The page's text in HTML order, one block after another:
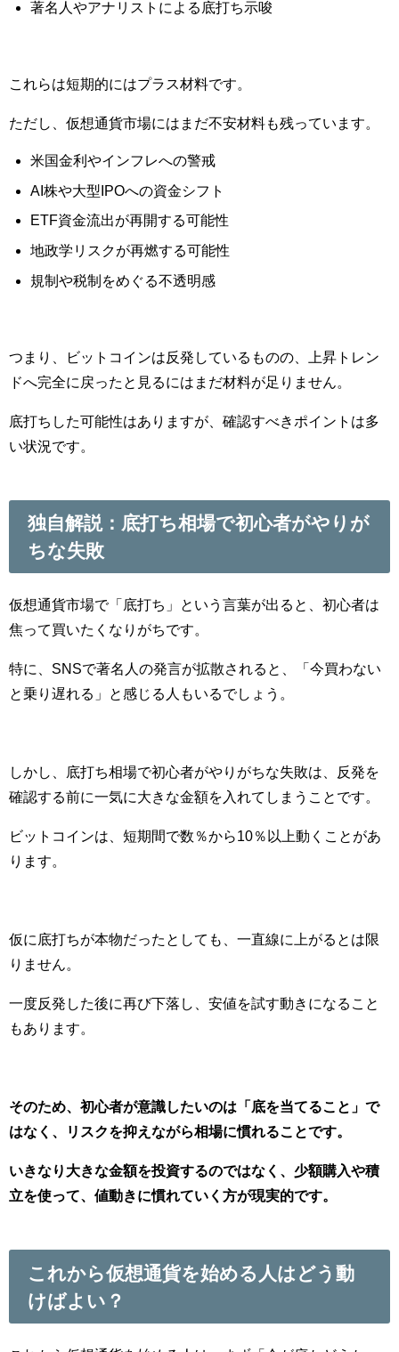
著名人やアナリストによる底打ち示唆
これらは短期的にはプラス材料です。
ただし、仮想通貨市場にはまだ不安材料も残っています。
米国金利やインフレへの警戒
AI株や大型IPOへの資金シフト
ETF資金流出が再開する可能性
地政学リスクが再燃する可能性
規制や税制をめぐる不透明感
つまり、ビットコインは反発しているものの、上昇トレン
ドへ完全に戻ったと見るにはまだ材料が足りません。
底打ちした可能性はありますが、確認すべきポイントは多
い状況です。
独自解説：底打ち相場で初心者がやりが
ちな失敗
仮想通貨市場で「底打ち」という言葉が出ると、初心者は
焦って買いたくなりがちです。
特に、SNSで著名人の発言が拡散されると、「今買わない
と乗り遅れる」と感じる人もいるでしょう。
しかし、底打ち相場で初心者がやりがちな失敗は、反発を
確認する前に一気に大きな金額を入れてしまうことです。
ビットコインは、短期間で数％から10％以上動くことがあ
ります。
仮に底打ちが本物だったとしても、一直線に上がるとは限
りません。
一度反発した後に再び下落し、安値を試す動きになること
もあります。
そのため、初心者が意識したいのは「底を当てること」で
はなく、リスクを抑えながら相場に慣れることです。
いきなり大きな金額を投資するのではなく、少額購入や積
立を使って、値動きに慣れていく方が現実的です。
これから仮想通貨を始める人はどう動
けばよい？